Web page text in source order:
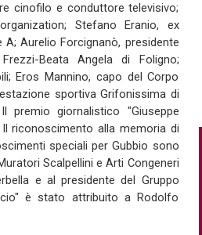
cinofilo e conduttore televisivo;
Stefano Eranio, ex
Aurelio Forcignanò, presidente
Beata Angela di Foligno;
Eros Mannino, capo del Corpo
sportiva Grifonissima di
premio giornalistico "Giuseppe
riconoscimento alla memoria di
speciali per Gubbio sono
Scalpellini e Arti Congeneri
e al presidente del Gruppo
è stato attribuito a Rodolfo